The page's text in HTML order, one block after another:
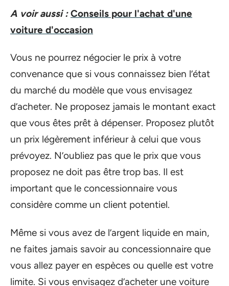
A voir aussi : Conseils pour l'achat d'une
voiture d'occasion
Vous ne pourrez négocier le prix à votre
convenance que si vous connaissez bien l’état
du marché du modèle que vous envisagez
d’acheter. Ne proposez jamais le montant exact
que vous êtes prêt à dépenser. Proposez plutôt
un prix légèrement inférieur à celui que vous
prévoyez. N’oubliez pas que le prix que vous
proposez ne doit pas être trop bas. Il est
important que le concessionnaire vous
considère comme un client potentiel.
Même si vous avez de l’argent liquide en main,
ne faites jamais savoir au concessionnaire que
vous allez payer en espèces ou quelle est votre
limite. Si vous envisagez d’acheter une voiture